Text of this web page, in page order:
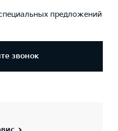
предложений
звонок